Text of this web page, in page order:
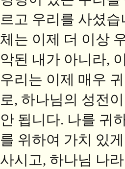
르고 우리를 사셨
체는 이제 더 이상
악된 내가 아니라,
우리는 이제 매우
로, 하나님의 성전
안 됩니다. 나를 귀
를 위하여 가치 있
사시고, 하나님 나